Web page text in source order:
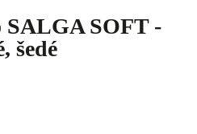
SOFT -
šedé